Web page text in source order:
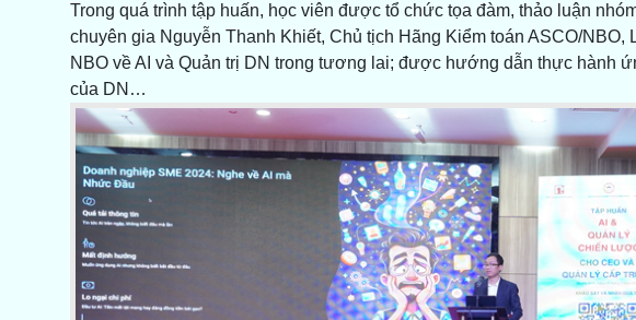
Trong quá trình tập huấn, học viên được tổ chức tọa đàm, thảo luận
chuyên gia Nguyễn Thanh Khiết, Chủ tịch Hãng Kiểm toán ASCO/NBO,
NBO về AI và Quản trị DN trong tương lai; được hướng dẫn thực hành
của DN…